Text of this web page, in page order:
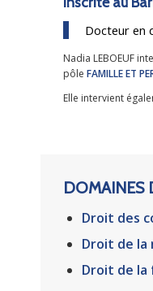
Docteur en
Nadia LEBOEUF
pôle FAMILLE ET
Elle intervient
DOMAINES
Droit des
Droit de la
Droit de la